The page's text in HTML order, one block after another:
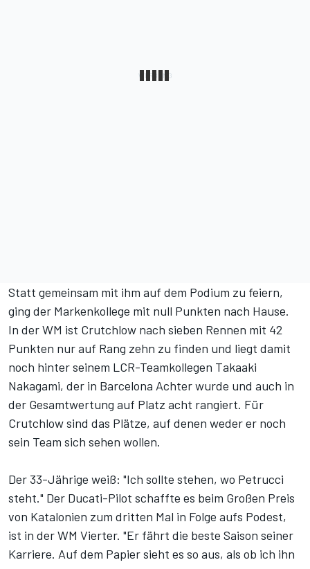
Statt gemeinsam mit ihm auf dem Podium zu feiern,
ging der Markenkollege mit null Punkten nach Hause.
In der WM ist Crutchlow nach sieben Rennen mit 42
Punkten nur auf Rang zehn zu finden und liegt damit
noch hinter seinem LCR-Teamkollegen Takaaki
Nakagami, der in Barcelona Achter wurde und auch in
der Gesamtwertung auf Platz acht rangiert. Für
Crutchlow sind das Plätze, auf denen weder er noch
sein Team sich sehen wollen.
Der 33-Jährige weiß: "Ich sollte stehen, wo Petrucci
steht." Der Ducati-Pilot schaffte es beim Großen Preis
von Katalonien zum dritten Mal in Folge aufs Podest,
ist in der WM Vierter. "Er fährt die beste Saison seiner
Karriere. Auf dem Papier sieht es so aus, als ob ich ihn